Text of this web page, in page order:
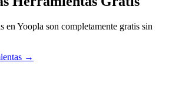
en Yoopla son completamente gratis sin
→